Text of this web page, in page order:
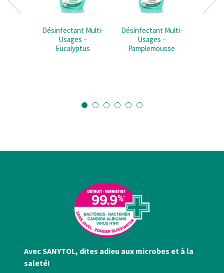
Désinfectant Multi-
Usages –
Eucalyptus
Désinfectant Multi-
Usages –
Pamplemousse
Avec SANYTOL, dites adieu aux microbes et à la
saleté!